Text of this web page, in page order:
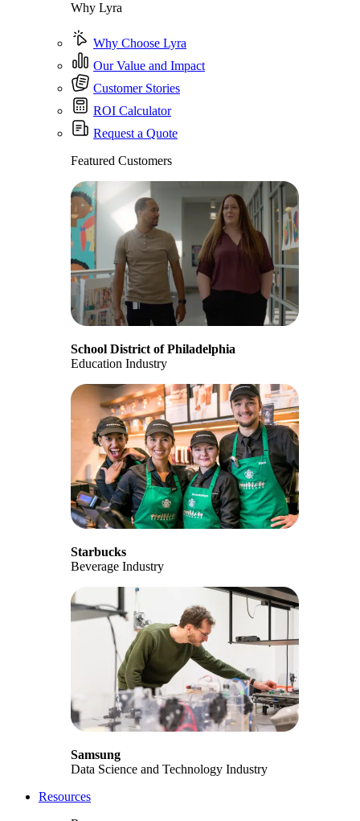
Why Lyra
Why Choose Lyra
Our Value and Impact
Customer Stories
ROI Calculator
Request a Quote
Featured Customers
School District of Philadelphia
Education Industry
Starbucks
Beverage Industry
Samsung
Data Science and Technology Industry
Resources